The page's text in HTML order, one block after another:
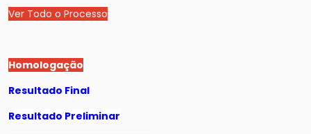
Ver Todo o Processo
Homologação
Resultado Final
Resultado Preliminar